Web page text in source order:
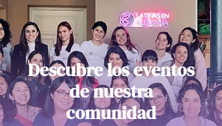
Descubre los eventos
de nuestra
comunidad